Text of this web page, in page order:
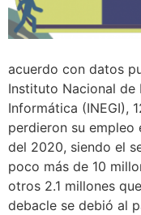
acuerdo con datos
Instituto Nacional de
Informática (INEGI),
perdieron su empleo
del 2020, siendo el
poco más de 10
otros 2.1 millones
debacle se debió al